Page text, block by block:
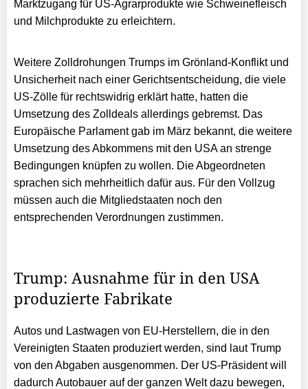
Marktzugang für US-Agrarprodukte wie Schweinefleisch
und Milchprodukte zu erleichtern.
Weitere Zolldrohungen Trumps im Grönland-Konflikt und
Unsicherheit nach einer Gerichtsentscheidung, die viele
US-Zölle für rechtswidrig erklärt hatte, hatten die
Umsetzung des Zolldeals allerdings gebremst. Das
Europäische Parlament gab im März bekannt, die weitere
Umsetzung des Abkommens mit den USA an strenge
Bedingungen knüpfen zu wollen. Die Abgeordneten
sprachen sich mehrheitlich dafür aus. Für den Vollzug
müssen auch die Mitgliedstaaten noch den
entsprechenden Verordnungen zustimmen.
Trump: Ausnahme für in den USA
produzierte Fabrikate
Autos und Lastwagen von EU-Herstellern, die in den
Vereinigten Staaten produziert werden, sind laut Trump
von den Abgaben ausgenommen. Der US-Präsident will
dadurch Autobauer auf der ganzen Welt dazu bewegen,